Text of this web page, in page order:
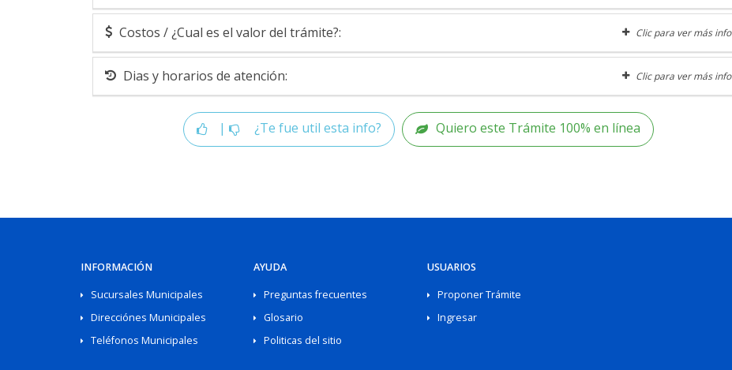
Costos / ¿Cual es el valor del trámite?: Clic para ver más info
Dias y horarios de atención: Clic para ver más info
| ¿Te fue util esta info? Quiero este Trámite 100% en línea
INFORMACIÓN
Sucursales Municipales
Direcciónes Municipales
Teléfonos Municipales
AYUDA
Preguntas frecuentes
Glosario
Politicas del sitio
USUARIOS
Proponer Trámite
Ingresar